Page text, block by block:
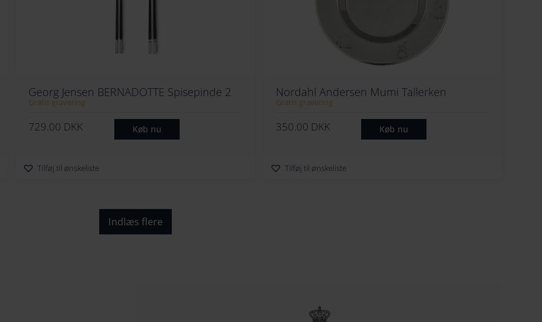
Georg Jensen BERNADOTTE Spisepinde 2
Sæt
Gratis gravering
729.00 DKK Køb nu
Tilføj til ønskeliste
Nordahl Andersen Mumi Tallerken
Gratis gravering
350.00 DKK Køb nu
Tilføj til ønskeliste
Indlæs flere